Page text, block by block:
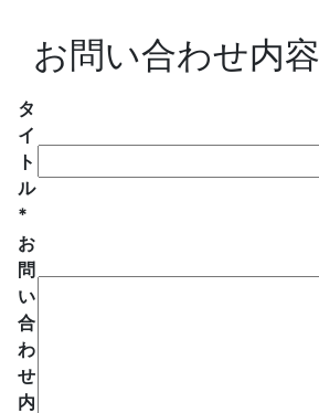
お問い合わせ内容
タ
イ
ト
ル
*
お
問
い
合
わ
せ
内